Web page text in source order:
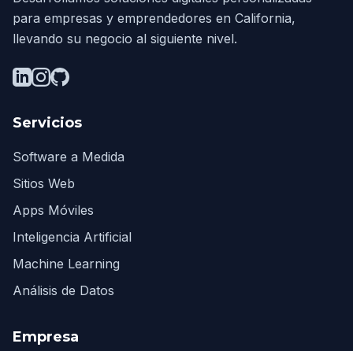
para empresas y emprendedores en California,
llevando su negocio al siguiente nivel.
Servicios
Software a Medida
Sitios Web
Apps Móviles
Inteligencia Artificial
Machine Learning
Análisis de Datos
Empresa